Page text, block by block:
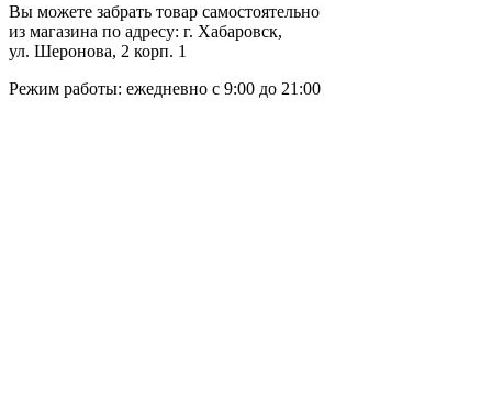
Вы можете забрать товар самостоятельно
из магазина по адресу: г. Хабаровск,
ул. Шеронова, 2 корп. 1
Режим работы: ежедневно с 9:00 до 21:00